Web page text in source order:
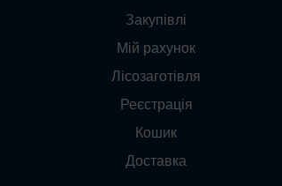
Закупівлі
Мій рахунок
Лісозаготівля
Реєстрація
Кошик
Доставка